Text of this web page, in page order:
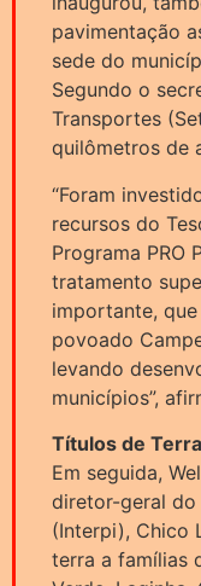
pavimentação
sede do
Segundo o
Transportes
quilômetros de
“Foram
recursos do
Programa PRO
tratamento
importante,
povoado
levando
municípios”,
Títulos de Terra
Em seguida,
diretor-geral do
(Interpi), Chico
terra a famílias